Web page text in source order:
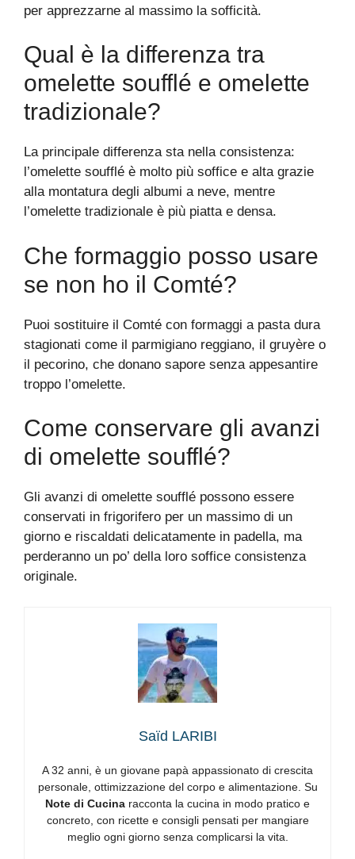
per apprezzarne al massimo la sofficità.
Qual è la differenza tra
omelette soufflé e omelette
tradizionale?
La principale differenza sta nella consistenza:
l’omelette soufflé è molto più soffice e alta grazie
alla montatura degli albumi a neve, mentre
l’omelette tradizionale è più piatta e densa.
Che formaggio posso usare
se non ho il Comté?
Puoi sostituire il Comté con formaggi a pasta dura
stagionati come il parmigiano reggiano, il gruyère o
il pecorino, che donano sapore senza appesantire
troppo l’omelette.
Come conservare gli avanzi
di omelette soufflé?
Gli avanzi di omelette soufflé possono essere
conservati in frigorifero per un massimo di un
giorno e riscaldati delicatamente in padella, ma
perderanno un po’ della loro soffice consistenza
originale.
Saïd LARIBI
A 32 anni, è un giovane papà appassionato di crescita
personale, ottimizzazione del corpo e alimentazione. Su
Note di Cucina racconta la cucina in modo pratico e
concreto, con ricette e consigli pensati per mangiare
meglio ogni giorno senza complicarsi la vita.